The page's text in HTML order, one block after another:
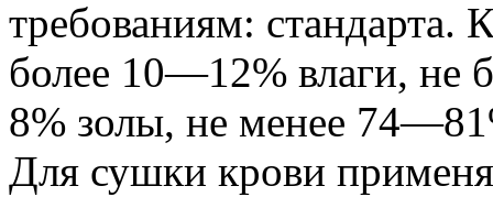
требованиям: стандарта.
более 10—12% влаги,
8% золы, не менее
Для сушки крови